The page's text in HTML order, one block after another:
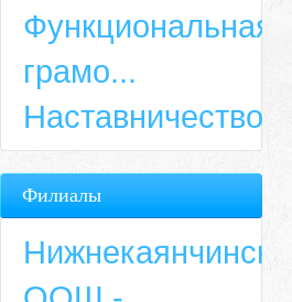
Функциональная
грамо...
Наставничество
Филиалы
Нижнекаянчинская